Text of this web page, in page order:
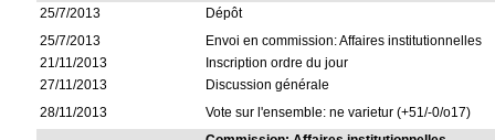
25/7/2013
Dépôt
25/7/2013
Envoi en commission: Affaires institutionnelles
21/11/2013
Inscription ordre du jour
27/11/2013
Discussion générale
28/11/2013
Vote sur l'ensemble: ne varietur (+51/-0/o17)